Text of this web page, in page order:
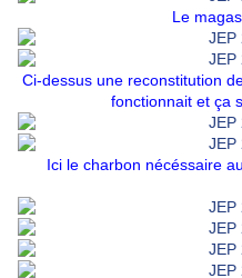
Le
Ci-dessus une reconstitution
fonctionnait et ça
Ici le charbon nécéssaire